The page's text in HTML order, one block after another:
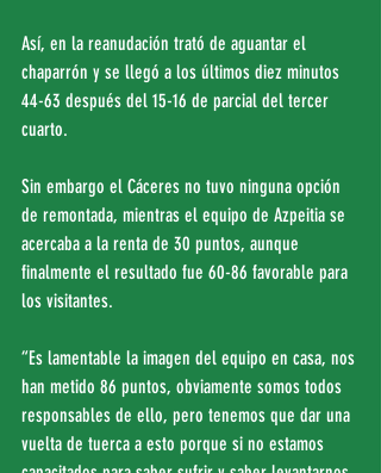
Así, en la reanudación trató de aguantar el
chaparrón y se llegó a los últimos diez minutos
44-63 después del 15-16 de parcial del tercer
cuarto.
Sin embargo el Cáceres no tuvo ninguna opción
de remontada, mientras el equipo de Azpeitia se
acercaba a la renta de 30 puntos, aunque
finalmente el resultado fue 60-86 favorable para
los visitantes.
“Es lamentable la imagen del equipo en casa, nos
han metido 86 puntos, obviamente somos todos
responsables de ello, pero tenemos que dar una
vuelta de tuerca a esto porque si no estamos